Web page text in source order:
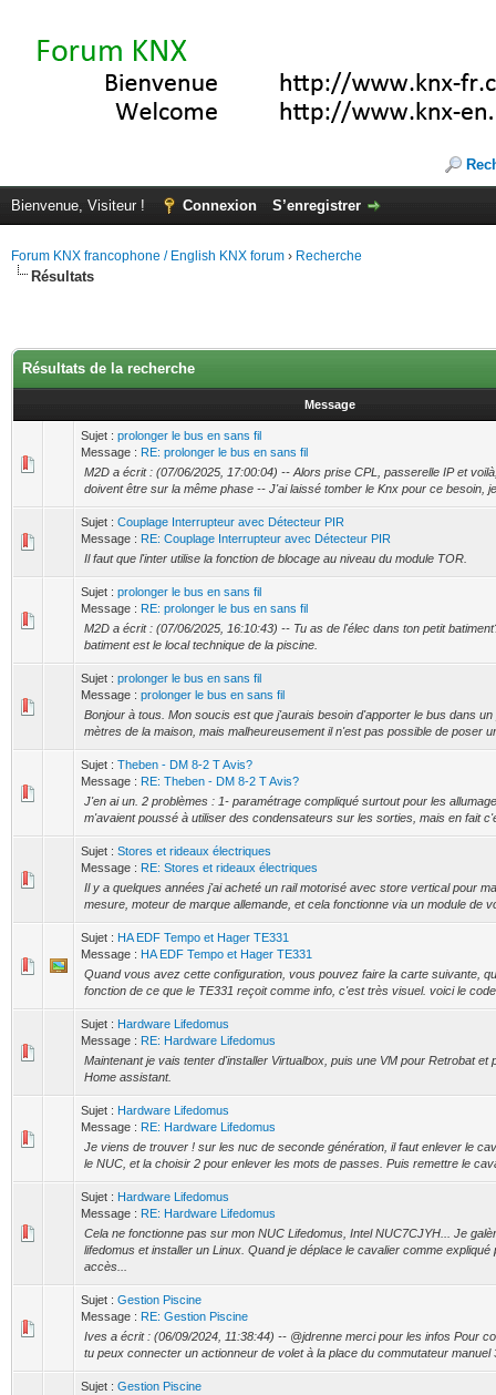
Bienvenue, Visiteur ! Connexion S’enregistrer
Forum KNX francophone / English KNX forum › Recherche
Résultats
Résultats de la recherche
Message
Sujet : prolonger le bus en sans fil
Message : RE: prolonger le bus en sans fil
M2D a écrit : (07/06/2025, 17:00:04) -- Alors prise CPL, passerelle IP et
doivent être sur la même phase -- J'ai laissé tomber le Knx pour ce besoin,
Sujet : Couplage Interrupteur avec Détecteur PIR
Message : RE: Couplage Interrupteur avec Détecteur PIR
Il faut que l'inter utilise la fonction de blocage au niveau du module TOR.
Sujet : prolonger le bus en sans fil
Message : RE: prolonger le bus en sans fil
M2D a écrit : (07/06/2025, 16:10:43) -- Tu as de l'élec dans ton petit
batiment est le local technique de la piscine.
Sujet : prolonger le bus en sans fil
Message : prolonger le bus en sans fil
Bonjour à tous. Mon soucis est que j'aurais besoin d'apporter le bus dans
mètres de la maison, mais malheureusement il n'est pas possible de poser
Sujet : Theben - DM 8-2 T Avis?
Message : RE: Theben - DM 8-2 T Avis?
J'en ai un. 2 problèmes : 1- paramétrage compliqué surtout pour les
m'avaient poussé à utiliser des condensateurs sur les sorties, mais en fait
Sujet : Stores et rideaux électriques
Message : RE: Stores et rideaux électriques
Il y a quelques années j'ai acheté un rail motorisé avec store vertical pour
mesure, moteur de marque allemande, et cela fonctionne via un module de
Sujet : HA EDF Tempo et Hager TE331
Message : HA EDF Tempo et Hager TE331
Quand vous avez cette configuration, vous pouvez faire la carte suivante,
fonction de ce que le TE331 reçoit comme info, c'est très visuel. voici le
Sujet : Hardware Lifedomus
Message : RE: Hardware Lifedomus
Maintenant je vais tenter d'installer Virtualbox, puis une VM pour Retrobat et
Home assistant.
Sujet : Hardware Lifedomus
Message : RE: Hardware Lifedomus
Je viens de trouver ! sur les nuc de seconde génération, il faut enlever le
le NUC, et la choisir 2 pour enlever les mots de passes. Puis remettre le
Sujet : Hardware Lifedomus
Message : RE: Hardware Lifedomus
Cela ne fonctionne pas sur mon NUC Lifedomus, Intel NUC7CJYH... Je
lifedomus et installer un Linux. Quand je déplace le cavalier comme expliqué
accès...
Sujet : Gestion Piscine
Message : RE: Gestion Piscine
Ives a écrit : (06/09/2024, 11:38:44) -- @jdrenne merci pour les infos Pour
tu peux connecter un actionneur de volet à la place du commutateur manuel
Sujet : Gestion Piscine